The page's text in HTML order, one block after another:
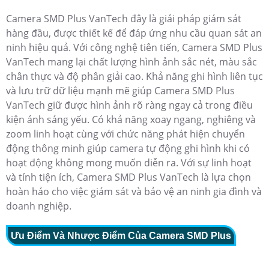
Camera SMD Plus VanTech đây là giải pháp giám sát
hàng đầu, được thiết kế để đáp ứng nhu cầu quan sát an
ninh hiệu quả. Với công nghệ tiên tiến, Camera SMD Plus
VanTech mang lại chất lượng hình ảnh sắc nét, màu sắc
chân thực và độ phân giải cao. Khả năng ghi hình liên tục
và lưu trữ dữ liệu mạnh mẽ giúp Camera SMD Plus
VanTech giữ được hình ảnh rõ ràng ngay cả trong điều
kiện ánh sáng yếu. Có khả năng xoay ngang, nghiêng và
zoom linh hoạt cùng với chức năng phát hiện chuyển
động thông minh giúp camera tự động ghi hình khi có
hoạt động không mong muốn diễn ra. Với sự linh hoạt
và tính tiện ích, Camera SMD Plus VanTech là lựa chọn
hoàn hảo cho việc giám sát và bảo vệ an ninh gia đình và
doanh nghiệp.
Ưu Điểm Và Nhược Điểm Của Camera SMD Plus